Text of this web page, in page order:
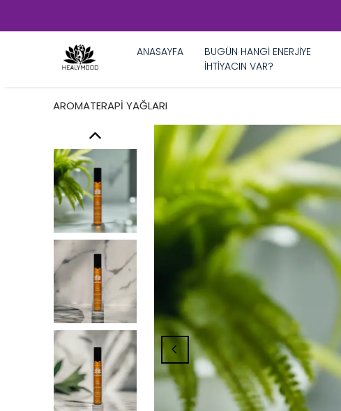
ANASAYFA
BUGÜN HANGİ ENERJİYE
İHTİYACIN VAR?
AROMATERAPİ YAĞLARI